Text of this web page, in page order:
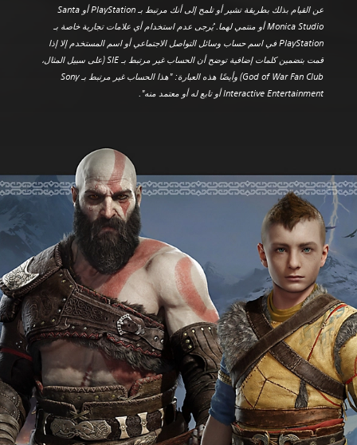
عن القيام بذلك بطريقة تشير أو تلمح إلى أنك مرتبط بـ PlayStation أو Santa
Monica Studio أو منتمي لهما. يُرجى عدم استخدام أي علامات تجارية خاصة بـ
PlayStation في اسم حساب وسائل التواصل الاجتماعي أو اسم المستخدم إلا إذا
قمت بتضمين كلمات إضافية توضح أن الحساب غير مرتبط بـ SIE (على سبيل المثال،
God of War Fan Club) وأيضًا هذه العبارة: "هذا الحساب غير مرتبط بـ Sony
Interactive Entertainment أو تابع له أو معتمد منه".